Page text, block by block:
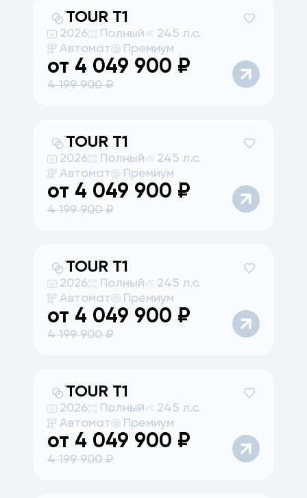
JETOUR T1
2026 Полный
245 л.с.
Автомат
Премиум
от 4 049 900 ₽
4 199 900₽
JETOUR T1
2026 Полный
245 л.с.
Автомат
Премиум
от 4 049 900 ₽
4 199 900₽
JETOUR T1
2026 Полный
245 л.с.
Автомат
Премиум
от 4 049 900 ₽
4 199 900₽
JETOUR T1
2026 Полный
245 л.с.
Автомат
Премиум
от 4 049 900 ₽
4 199 900₽